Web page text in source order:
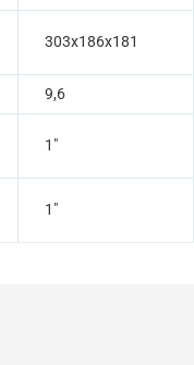
303x186x181
9,6
1″
1″